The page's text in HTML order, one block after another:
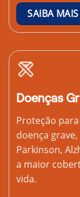
SAIBA MAIS
Doenças
Proteção
doença
Parkinson,
a maior
vida.